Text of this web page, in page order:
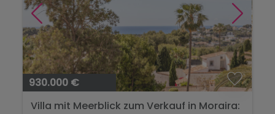
930.000 €
Villa mit Meerblick zum Verkauf in Moraira: